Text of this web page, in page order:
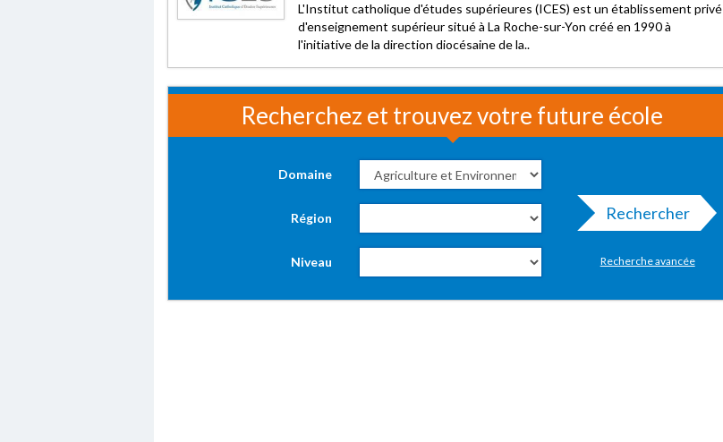
L'Institut catholique d'études supérieures (ICES) est un établissement privé
d'enseignement supérieur situé à La Roche-sur-Yon créé en 1990 à
l'initiative de la direction diocésaine de la..
Recherchez et trouvez votre future école
Domaine
Région
Niveau
Rechercher
Recherche avancée